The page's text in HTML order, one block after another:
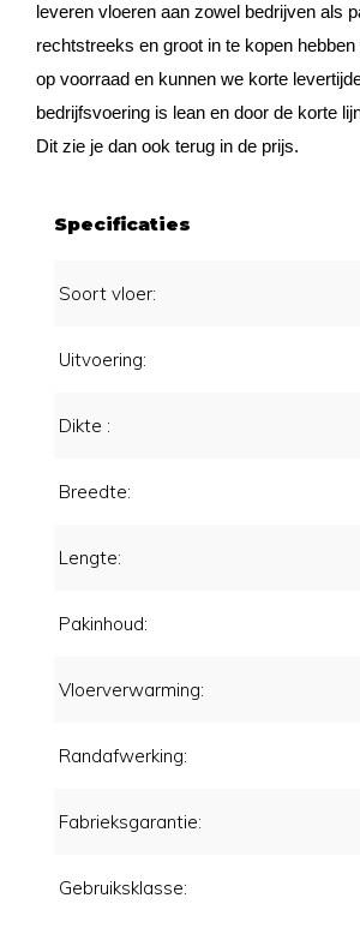
leveren vloeren aan zowel bedrijven als
rechtstreeks en groot in te kopen
op voorraad en kunnen we korte
bedrijfsvoering is lean en door de korte
Dit zie je dan ook terug in de prijs.
Specificaties
Soort vloer:
Uitvoering:
Dikte :
Breedte:
Lengte:
Pakinhoud:
Vloerverwarming:
Randafwerking:
Fabrieksgarantie:
Gebruiksklasse: